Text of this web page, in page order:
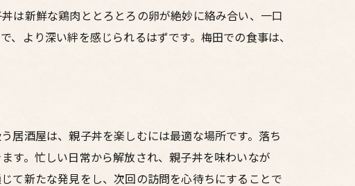
は新鮮な鶏肉ととろとろの卵が絶妙に絡み合い、一口
より深い絆を感じられるはずです。梅田での食事は、
居酒屋は、親子丼を楽しむには最適な場所です。落ち
す。忙しい日常から解放され、親子丼を味わいなが
て新たな発見をし、次回の訪問を心待ちにすることで